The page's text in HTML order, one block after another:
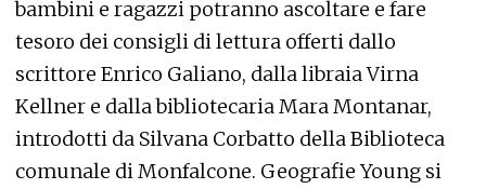
bambini e ragazzi potranno ascoltare e fare
tesoro dei consigli di lettura offerti dallo
scrittore Enrico Galiano, dalla libraia Virna
Kellner e dalla bibliotecaria Mara Montanar,
introdotti da Silvana Corbatto della Biblioteca
comunale di Monfalcone. Geografie Young si